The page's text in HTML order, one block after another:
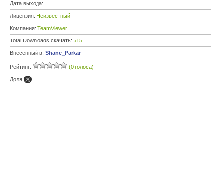
Дата выхода:
Лицензия: Неизвестный
Компания: TeamViewer
Total Downloads скачать: 615
Внесенный в: Shane_Parkar
Рейтинг: (0 голоса)
Доля: